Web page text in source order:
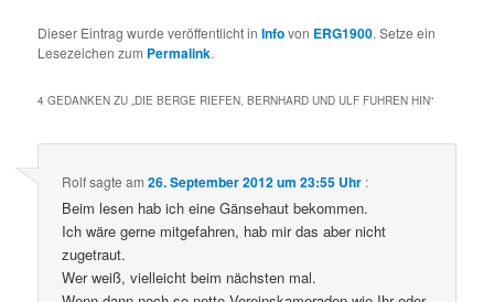
Dieser Eintrag wurde veröffentlicht inInfovon ERG1900. Setze ein
Lesezeichen zum Permalink.
4 GEDANKEN ZU „ DIE BERGE RIEFEN, BERNHARD UND ULF FUHREN HIN“
Rolfsagte am26. September 2012 um 23:55 Uhr :
Beim lesen hab ich eine Gänsehaut bekommen.
Ich wäre gerne mitgefahren, hab mir das aber nicht
zugetraut.
Wer weiß, vielleicht beim nächsten mal.